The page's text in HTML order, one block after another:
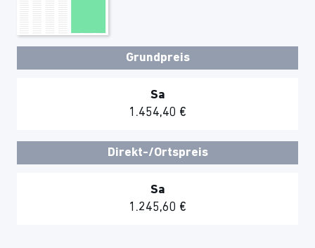
Grundpreis
Sa
1.454,40 €
Direkt-/Ortspreis
Sa
1.245,60 €